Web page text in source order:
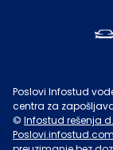
Poslovi Infostud
centra za
© Infostud rešenja
Poslovi.infostud.com